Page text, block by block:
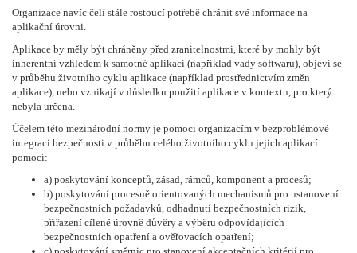
Organizace navíc čelí stále rostoucí potřebě chránit své informace na
aplikační úrovni.
Aplikace by měly být chráněny před zranitelnostmi, které by mohly být
inherentní vzhledem k samotné aplikaci (například vady softwaru), objeví se
v průběhu životního cyklu aplikace (například prostřednictvím změn
aplikace), nebo vznikají v důsledku použití aplikace v kontextu, pro který
nebyla určena.
Účelem této mezinárodní normy je pomoci organizacím v bezproblémové
integraci bezpečnosti v průběhu celého životního cyklu jejich aplikací
pomocí:
a) poskytování konceptů, zásad, rámců, komponent a procesů;
b) poskytování procesně orientovaných mechanismů pro ustanovení
bezpečnostních požadavků, odhadnutí bezpečnostních rizik,
přiřazení cílené úrovně důvěry a výběru odpovídajících
bezpečnostních opatření a ověřovacích opatření;